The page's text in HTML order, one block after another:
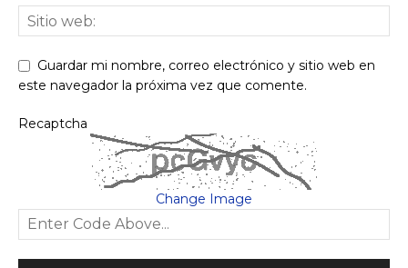
Guardar mi nombre, correo electrónico y sitio web en
este navegador la próxima vez que comente.
Recaptcha
Change Image